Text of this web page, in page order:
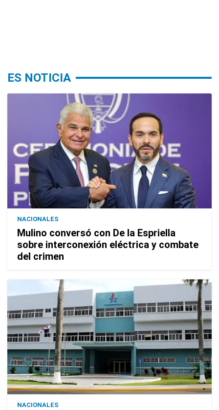
ES NOTICIA
NACIONALES
Mulino conversó con De la Espriella
sobre interconexión eléctrica y combate
del crimen
NACIONALES